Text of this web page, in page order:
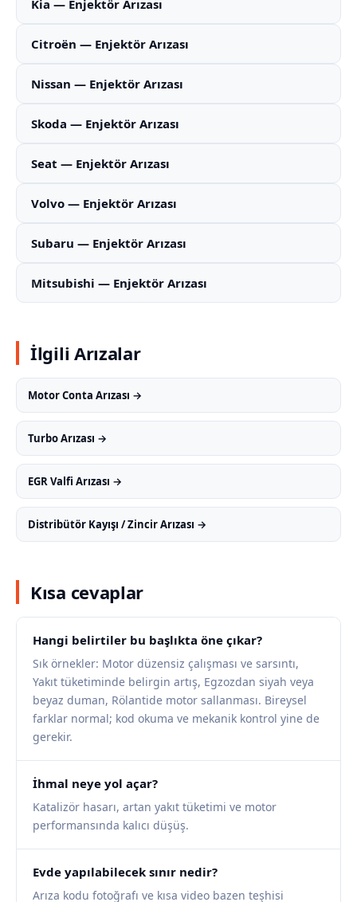
Kia — Enjektör Arızası
Citroën — Enjektör Arızası
Nissan — Enjektör Arızası
Skoda — Enjektör Arızası
Seat — Enjektör Arızası
Volvo — Enjektör Arızası
Subaru — Enjektör Arızası
Mitsubishi — Enjektör Arızası
İlgili Arızalar
Motor Conta Arızası →
Turbo Arızası →
EGR Valfi Arızası →
Distribütör Kayışı / Zincir Arızası →
Kısa cevaplar
Hangi belirtiler bu başlıkta öne çıkar?
Sık örnekler: Motor düzensiz çalışması ve sarsıntı,
Yakıt tüketiminde belirgin artış, Egzozdan siyah veya
beyaz duman, Rölantide motor sallanması. Bireysel
farklar normal; kod okuma ve mekanik kontrol yine de
gerekir.
İhmal neye yol açar?
Katalizör hasarı, artan yakıt tüketimi ve motor
performansında kalıcı düşüş.
Evde yapılabilecek sınır nedir?
Arıza kodu fotoğrafı ve kısa video bazen teşhisi